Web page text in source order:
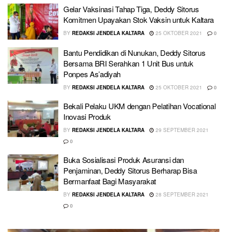
Gelar Vaksinasi Tahap Tiga, Deddy Sitorus
Komitmen Upayakan Stok Vaksin untuk Kaltara
BY REDAKSI JENDELA KALTARA 25 OKTOBER 2021 0
Bantu Pendidikan di Nunukan, Deddy Sitorus
Bersama BRI Serahkan 1 Unit Bus untuk
Ponpes As’adiyah
BY REDAKSI JENDELA KALTARA 25 OKTOBER 2021 0
Bekali Pelaku UKM dengan Pelatihan Vocational
Inovasi Produk
BY REDAKSI JENDELA KALTARA
29 SEPTEMBER 2021
0
Buka Sosialisasi Produk Asuransi dan
Penjaminan, Deddy Sitorus Berharap Bisa
Bermanfaat Bagi Masyarakat
BY REDAKSI JENDELA KALTARA
28 SEPTEMBER 2021
0